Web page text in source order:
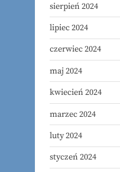
sierpień 2024
lipiec 2024
czerwiec 2024
maj 2024
kwiecień 2024
marzec 2024
luty 2024
styczeń 2024